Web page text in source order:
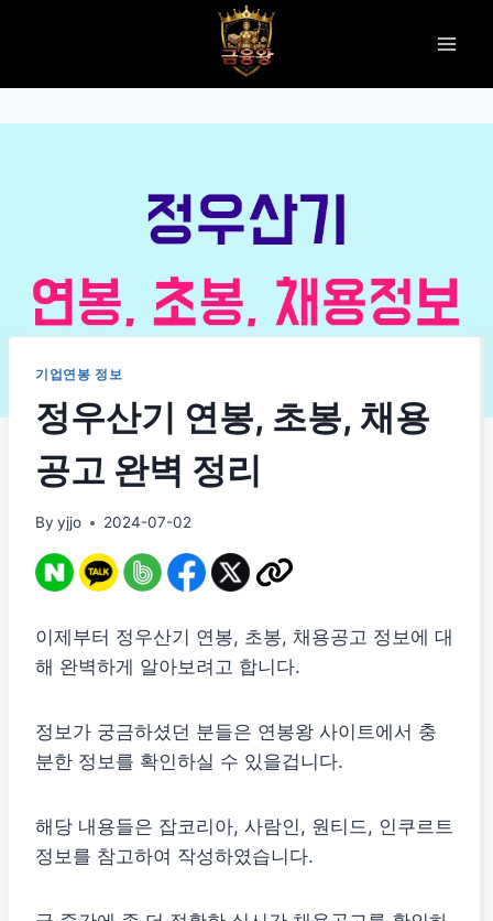
기업연봉 정보
정우산기 연봉, 초봉, 채용
공고 완벽 정리
By yjjo 2024-07-02
이제부터 정우산기 연봉, 초봉, 채용공고 정보에 대
해 완벽하게 알아보려고 합니다.
정보가 궁금하셨던 분들은 연봉왕 사이트에서 충
분한 정보를 확인하실 수 있을겁니다.
해당 내용들은 잡코리아, 사람인, 원티드, 인쿠르트
정보를 참고하여 작성하였습니다.